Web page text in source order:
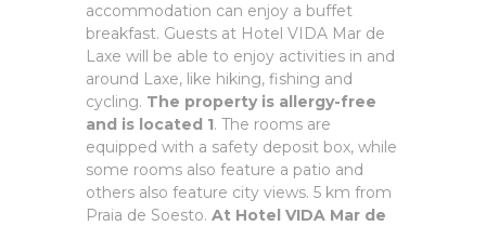
accommodation can enjoy a buffet
breakfast. Guests at Hotel VIDA Mar de
Laxe will be able to enjoy activities in and
around Laxe, like hiking, fishing and
cycling. The property is allergy-free
and is located 1. The rooms are
equipped with a safety deposit box, while
some rooms also feature a patio and
others also feature city views. 5 km from
Praia de Soesto. At Hotel VIDA Mar de